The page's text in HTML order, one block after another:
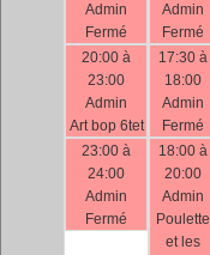
Admin
Fermé
20:00 à
23:00
Admin
Art bop 6tet
23:00 à
24:00
Admin
Fermé
Admin
Fermé
17:30 à
18:00
Admin
Fermé
18:00 à
20:00
Admin
Poulette
et les